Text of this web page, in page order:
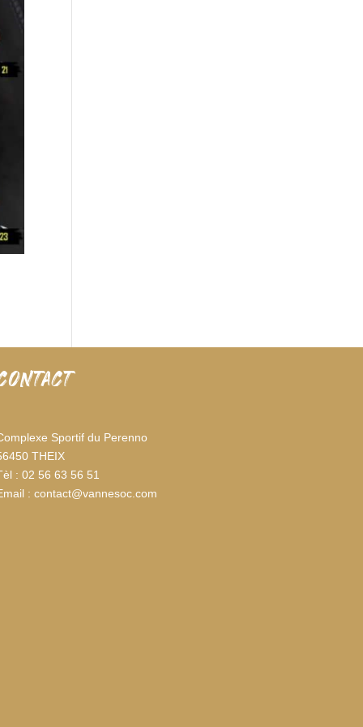
Sportif du Perenno
THEIX
: 02 56 63 56 51
: contact@vannesoc.com